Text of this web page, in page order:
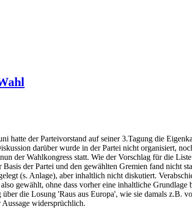
hatte der Parteivorstand auf seiner 3.Tagung die
darüber wurde in der Partei nicht organisiert,
der Wahlkongress statt. Wie der Vorschlag für die
der Partei und den gewählten Gremien fand nicht
(s. Anlage), aber inhaltlich nicht diskutiert.
gewählt, ohne dass vorher eine inhaltliche
über die Losung 'Raus aus Europa', wie sie damals z.B.
widersprüchlich.